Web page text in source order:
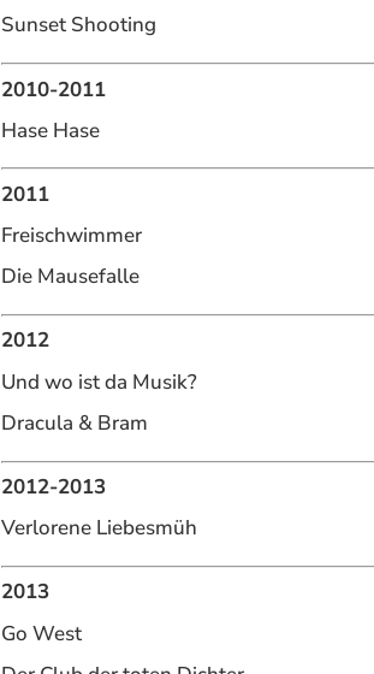
Sunset Shooting
2010-2011
Hase Hase
2011
Freischwimmer
Die Mausefalle
2012
Und wo ist da Musik?
Dracula & Bram
2012-2013
Verlorene Liebesmüh
2013
Go West